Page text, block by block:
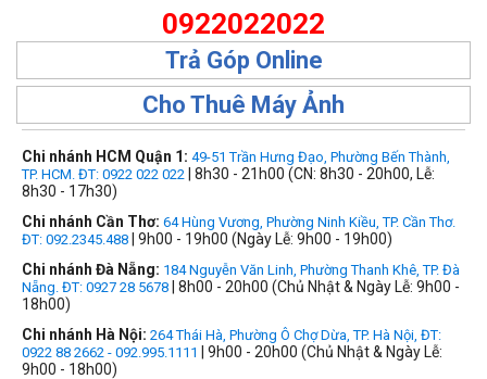
0922022022
Trả Góp Online
Cho Thuê Máy Ảnh
Chi nhánh HCM Quận 1: 49-51 Trần Hưng Đạo, Phường Bến Thành,
TP. HCM. ĐT: 0922 022 022 | 8h30 - 21h00 (CN: 8h30 - 20h00, Lễ:
8h30 - 17h30)
Chi nhánh Cần Thơ: 64 Hùng Vương, Phường Ninh Kiều, TP. Cần Thơ.
ĐT: 092.2345.488 | 9h00 - 19h00 (Ngày Lễ: 9h00 - 19h00)
Chi nhánh Đà Nẵng: 184 Nguyễn Văn Linh, Phường Thanh Khê, TP. Đà
Nẵng. ĐT: 0927 28 5678 | 8h00 - 20h00 (Chủ Nhật & Ngày Lễ: 9h00 -
18h00)
Chi nhánh Hà Nội: 264 Thái Hà, Phường Ô Chợ Dừa, TP. Hà Nội, ĐT:
0922 88 2662 - 092.995.1111
| 9h00 - 20h00 (Chủ Nhật & Ngày Lễ:
9h00 - 18h00)